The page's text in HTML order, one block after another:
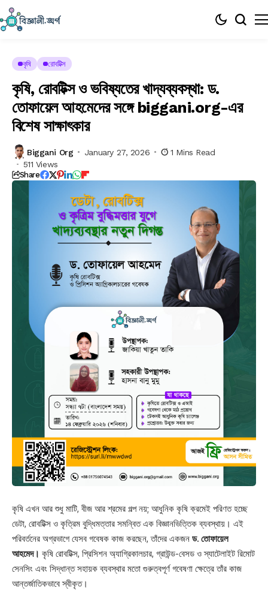
কৃষি রোবটিক্স
কৃষি, রোবটিক্স ও ভবিষ্যতের খাদ্যব্যবস্থা: ড.
তোফায়েল আহমেদের সঙ্গে biggani.org-এর
বিশেষ সাক্ষাৎকার
Biggani Org January 27, 2026
1 Mins Read
511 Views
Share
কৃষি এখন আর শুধু মাটি, বীজ আর শ্রমের গল্প নয়; আধুনিক কৃষি ক্রমেই পরিণত হচ্ছে
ডেটা, রোবটিক্স ও কৃত্রিম বুদ্ধিমত্তার সমন্বিত এক বিজ্ঞানভিত্তিক ব্যবস্থায়। এই
পরিবর্তনের অগ্রভাগে যেসব গবেষক কাজ করছেন, তাঁদের একজন ড. তোফায়েল
আহমেদ। কৃষি রোবটিক্স, প্রিসিশন অ্যাগ্রিকালচার, গ্রাউন্ড-বেসড ও স্যাটেলাইট রিমোট
সেনসিং এবং সিদ্ধান্ত সহায়ক ব্যবস্থার মতো গুরুত্বপূর্ণ গবেষণা ক্ষেত্রে তাঁর কাজ
আন্তর্জাতিকভাবে স্বীকৃত।